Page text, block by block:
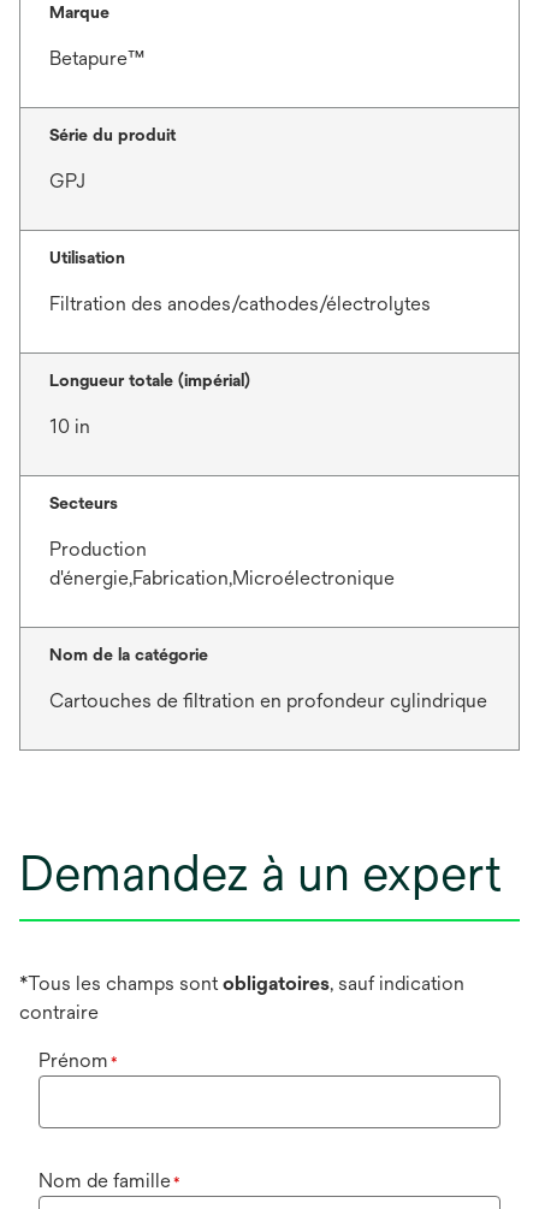
Marque
Betapure™
Série du produit
GPJ
Utilisation
Filtration des anodes/cathodes/électrolytes
Longueur totale (impérial)
10 in
Secteurs
Production
d'énergie,Fabrication,Microélectronique
Nom de la catégorie
Cartouches de filtration en profondeur cylindrique
Demandez à un expert
*Tous les champs sontobligatoires, sauf indication
contraire
Prénom *
Nom de famille*